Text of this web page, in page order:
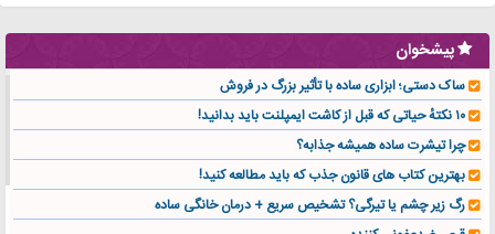
پیشخوان
ساک دستی؛ ابزاری ساده با تأثیر بزرگ در فروش
۱۰ نکتهٔ حیاتی که قبل از کاشت ایمپلنت باید بدانید!
چرا تیشرت ساده همیشه جذابه؟
بهترین کتاب های قانون جذب که باید مطالعه کنید!
رگ زیر چشم یا تیرگی؟ تشخیص سریع + درمان خانگی ساده